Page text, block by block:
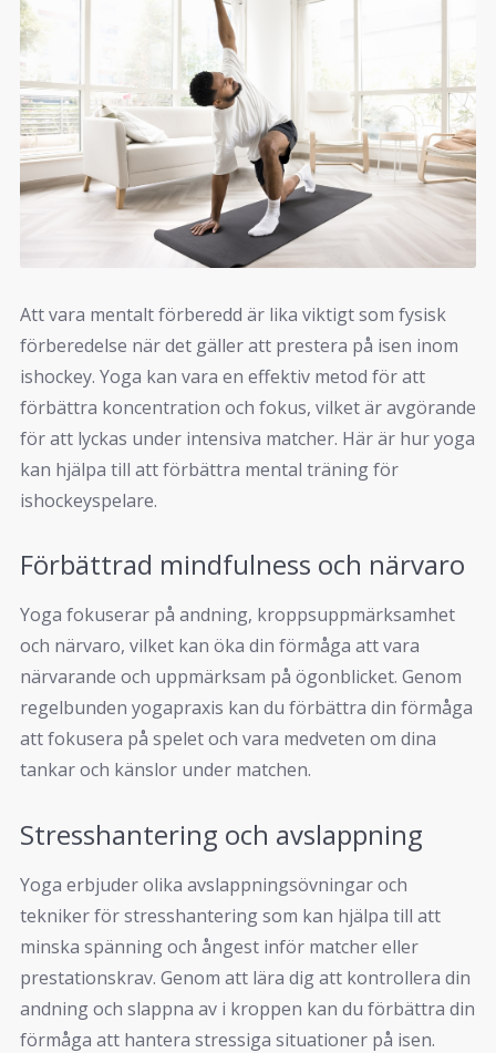
Att vara mentalt förberedd är lika viktigt som fysisk
förberedelse när det gäller att prestera på isen inom
ishockey. Yoga kan vara en effektiv metod för att
förbättra koncentration och fokus, vilket är avgörande
för att lyckas under intensiva matcher. Här är hur yoga
kan hjälpa till att förbättra mental träning för
ishockeyspelare.
Förbättrad mindfulness och närvaro
Yoga fokuserar på andning, kroppsuppmärksamhet
och närvaro, vilket kan öka din förmåga att vara
närvarande och uppmärksam på ögonblicket. Genom
regelbunden yogapraxis kan du förbättra din förmåga
att fokusera på spelet och vara medveten om dina
tankar och känslor under matchen.
Stresshantering och avslappning
Yoga erbjuder olika avslappningsövningar och
tekniker för stresshantering som kan hjälpa till att
minska spänning och ångest inför matcher eller
prestationskrav. Genom att lära dig att kontrollera din
andning och slappna av i kroppen kan du förbättra din
förmåga att hantera stressiga situationer på isen.